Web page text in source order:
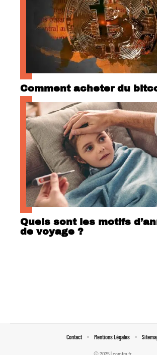
Comment acheter du
Quels sont les motifs
de voyage ?
Contact Mentions Légales